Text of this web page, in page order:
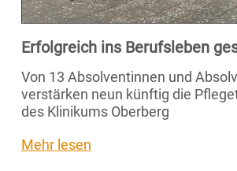
Erfolgreich ins Berufsleben
Von 13 Absolventinnen und
verstärken neun künftig die
des Klinikums Oberberg
Mehr lesen